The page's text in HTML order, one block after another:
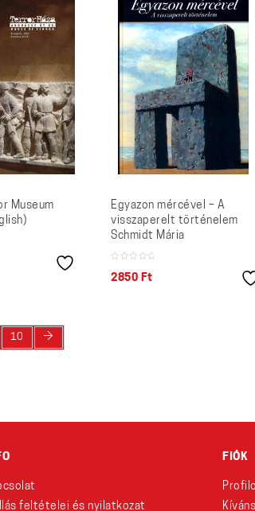
Museum
Egyazon mércével – A
visszaperelt történelem
Schmidt Mária
2850 Ft
10 →
feltételei és nyilatkozat
FIÓK